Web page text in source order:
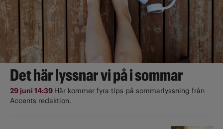
Det här lyssnar vi på i sommar
29 juni 14:39 Här kommer fyra tips på sommarlyssning från
Accents redaktion.